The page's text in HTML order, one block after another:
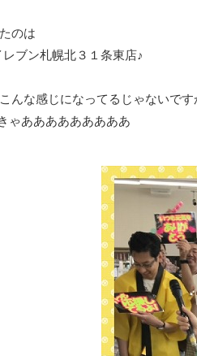
のは
レブン札幌北３１条東店♪
んな感じになってるじゃないです
ゃあああああああああ